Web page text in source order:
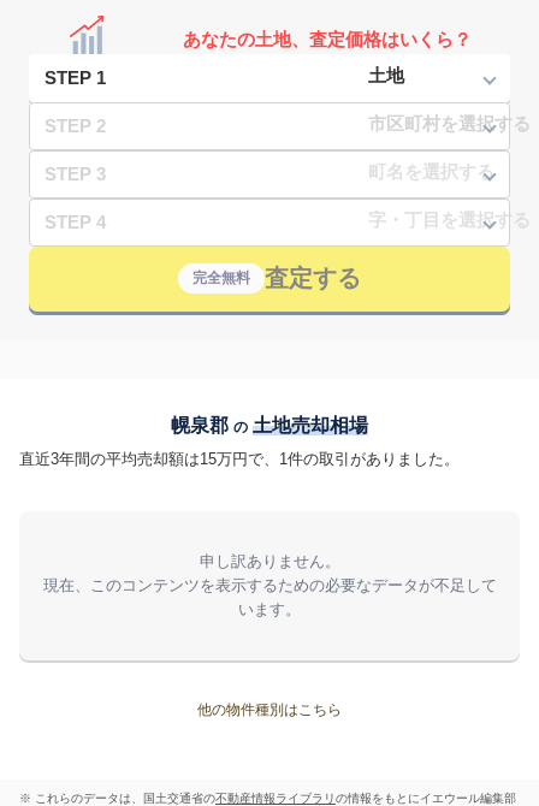
あなたの土地、査定価格はいくら？
STEP 1
STEP 2
STEP 3
STEP 4
完全無料 査定する
幌泉郡 の 土地売却相場
直近3年間の平均売却額は15万円で、1件の取引がありました。
申し訳ありません。
現在、このコンテンツを表示するための必要なデータが不足して
います。
他の物件種別はこちら
※ これらのデータは、国土交通省の不動産情報ライブラリの情報をもとにイエウール編集部